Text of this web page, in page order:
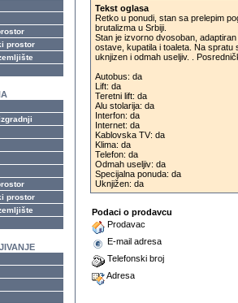
prostor
prostor
Tekst oglasa
Retko u ponudi, stan sa prelepim
brutalizma u Srbiji.
Stan je izvorno dvosoban,
ostave, kupatila i toaleta. Na spratu
uknjizen i odmah useljiv. .
Autobus: da
Lift: da
Teretni lift: da
Alu stolarija: da
Interfon: da
Internet: da
Kablovska TV: da
Klima: da
Telefon: da
Odmah useljiv: da
Specijalna ponuda: da
Uknjižen: da
Podaci o prodavcu
Prodavac
E-mail adresa
Telefonski broj
Adresa